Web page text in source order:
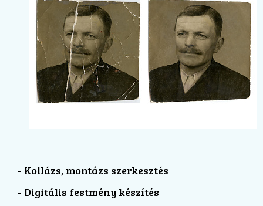
- Kollázs, montázs szerkesztés
- Digitális festmény készítés